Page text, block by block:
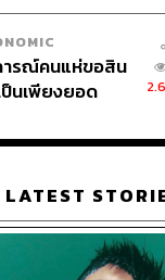
ารณ์คนแห่ขอสิน
ป็นเพียงยอด
ว้
LATEST